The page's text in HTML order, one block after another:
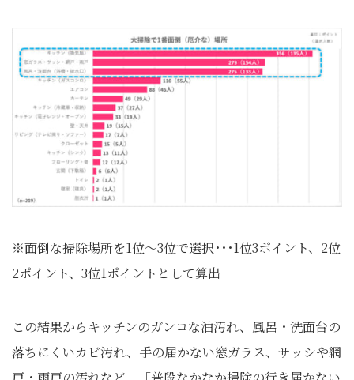
※面倒な掃除場所を1位～3位で選択･･･1位3ポイント、2位
2ポイント、3位1ポイントとして算出
この結果からキッチンのガンコな油汚れ、風呂・洗面台の
落ちにくいカビ汚れ、手の届かない窓ガラス、サッシや網